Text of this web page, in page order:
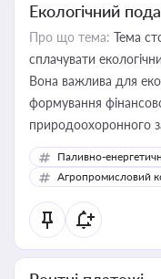
Екологічний
Про що тема: Тема
сплачувати
Вона важлива для
формування
природоохоронного
Паливно-
Агропромисловий